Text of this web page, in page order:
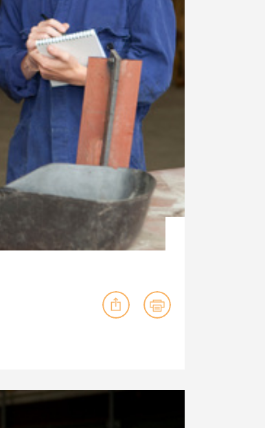
deinem Schülerpraktikum und die
Polizei-Ausbildung schon heute in
virtueller Realität!